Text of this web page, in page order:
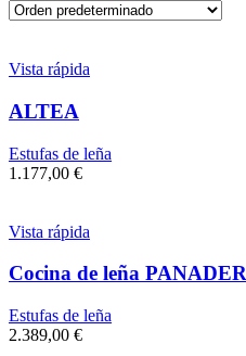
Vista rápida
ALTEA
Estufas de leña
1.177,00 €
Vista rápida
Cocina de leña
Estufas de leña
2.389,00 €